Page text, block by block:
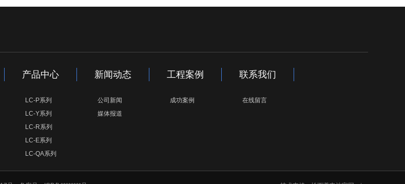
产品中心
LC-P系列
LC-Y系列
LC-R系列
LC-E系列
LC-QA系列
新闻动态
公司新闻
媒体报道
工程案例
成功案例
联系我们
在线留言